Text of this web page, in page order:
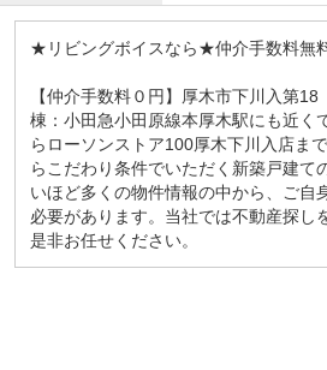
★リビングボイスなら★仲介手数料無
【仲介手数料０円】厚木市下川入第
棟：小田急小田原線本厚木駅にも近く
らローソンストア100厚木下川入店ま
らこだわり条件でいただく新築戸建て
いほど多くの物件情報の中から、ご自
必要があります。当社では不動産探し
是非お任せください。